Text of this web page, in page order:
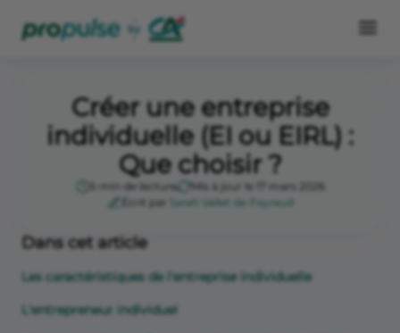
Créer une entreprise
individuelle (EI ou EIRL) :
Que choisir ?
5 min de lecture
Mis à jour le 17 mars 2026
Écrit par
Sarah Vallet de Payraud
Dans cet article
Les caractéristiques de l'entreprise individuelle
L'entrepreneur individuel